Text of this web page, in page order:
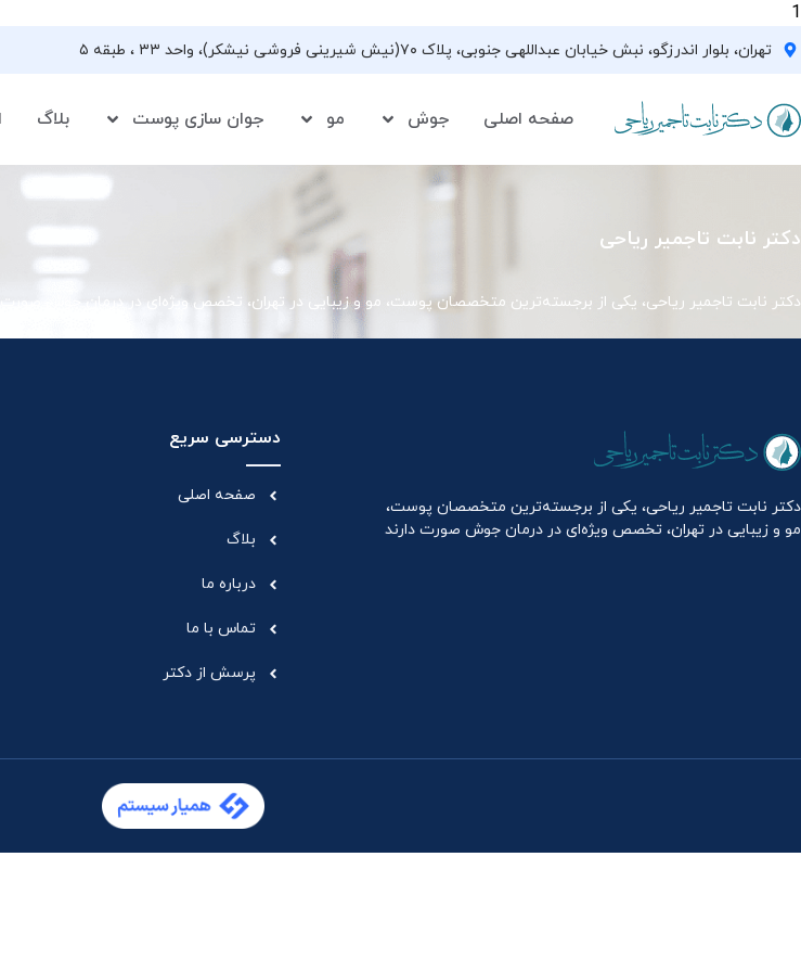
1
تهران، بلوار اندرزگو، نبش خیابان عبداللهی جنوبی، پلاک ۷۰(نیش شیرینی فروشی نیشکر)، واحد ۳۳ ، طبقه ۵
صفحه اصلی جوش مو جوان سازی پوست بلاگ
دکتر نابت تاجمیر ریاحی
دکتر نابت تاجمیر ریاحی، یکی از برجسته‌ترین متخصصان پوست، مو و زیبایی در تهران، تخصص ویژه‌ای در درمان جوش صورت
دکتر نابت تاجمیر ریاحی، یکی از برجسته‌ترین متخصصان پوست،
مو و زیبایی در تهران، تخصص ویژه‌ای در درمان جوش صورت دارند
دسترسی سریع
صفحه اصلی
بلاگ
درباره ما
تماس با ما
پرسش از دکتر